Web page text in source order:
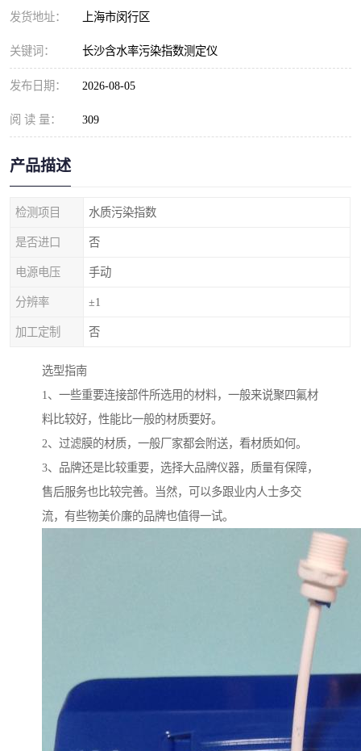
发货地址： 上海市闵行区
关键词： 长沙含水率污染指数测定仪
发布日期： 2026-08-05
阅 读 量： 309
产品描述
检测项目 水质污染指数
是否进口 否
电源电压 手动
分辨率 ±1
加工定制 否
选型指南
1、一些重要连接部件所选用的材料，一般来说聚四氟材
料比较好，性能比一般的材质要好。
2、过滤膜的材质，一般厂家都会附送，看材质如何。
3、品牌还是比较重要，选择大品牌仪器，质量有保障，
售后服务也比较完善。当然，可以多跟业内人士多交
流，有些物美价廉的品牌也值得一试。